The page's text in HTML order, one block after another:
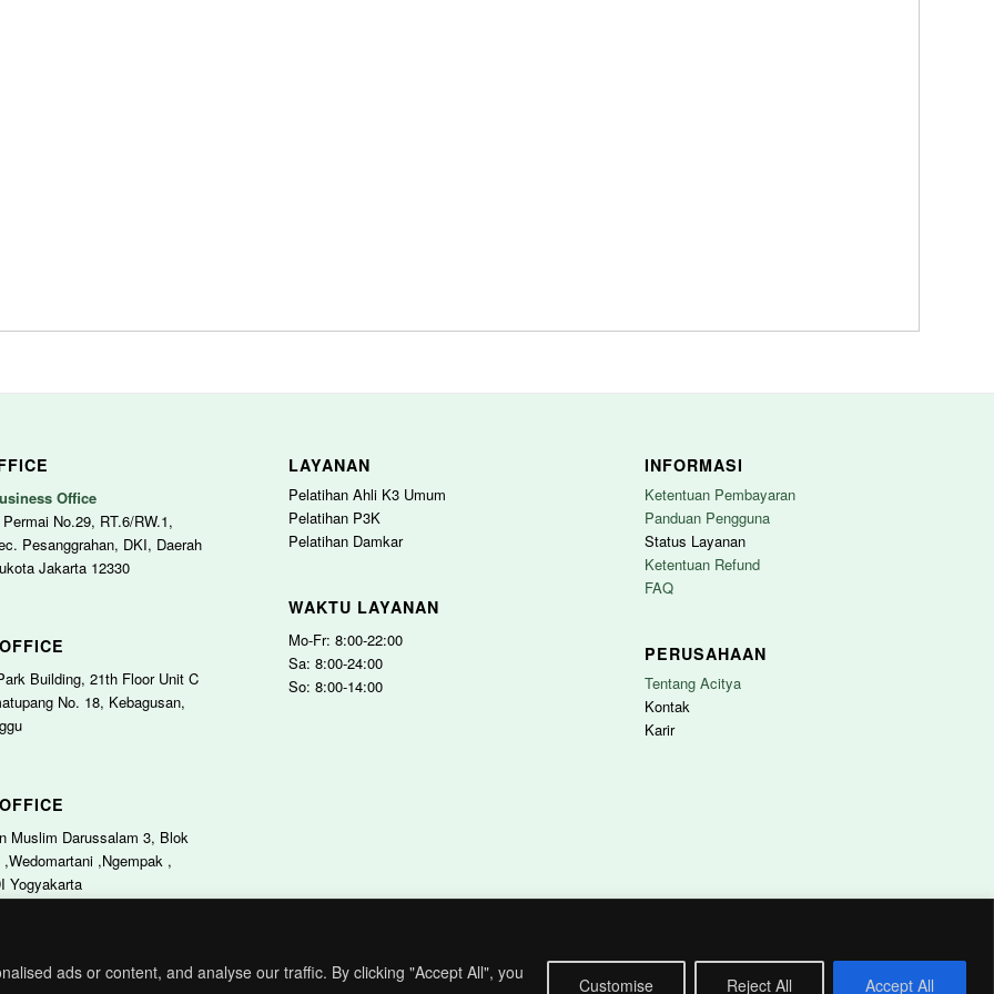
ads or content, and analyse our traffic. By clicking "Accept All", you
Customise Reject All Accept All
Office
No.29, RT.6/RW.1,
Pesanggrahan, DKI, Daerah
Jakarta 12330
Building, 21th Floor Unit C
No. 18, Kebagusan,
Muslim Darussalam 3, Blok
,Wedomartani ,Ngempak ,
Yogyakarta
LAYANAN
Pelatihan Ahli K3 Umum
Pelatihan P3K
Pelatihan Damkar
WAKTU LAYANAN
Mo-Fr: 8:00-22:00
Sa: 8:00-24:00
So: 8:00-14:00
INFORMASI
Ketentuan Pembayaran
Panduan Pengguna
Status Layanan
Ketentuan Refund
FAQ
PERUSAHAAN
Tentang Acitya
Kontak
Karir